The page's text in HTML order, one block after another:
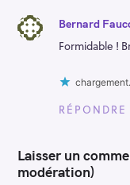
n Bernard
Formidable !
RÉPONDRE
Laisser un
modération)